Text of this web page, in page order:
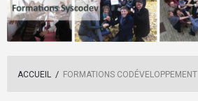
ACCUEIL / FORMATIONS CODÉVELOPPEMENT